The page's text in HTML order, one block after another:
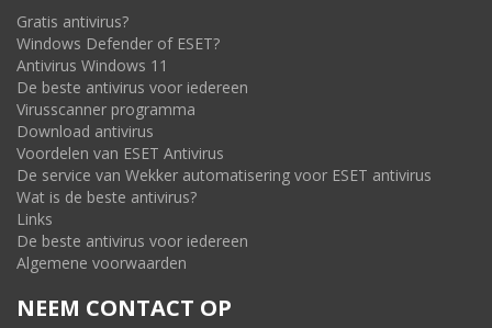
Gratis antivirus?
Windows Defender of ESET?
Antivirus Windows 11
De beste antivirus voor iedereen
Virusscanner programma
Download antivirus
Voordelen van ESET Antivirus
De service van Wekker automatisering voor ESET antivirus
Wat is de beste antivirus?
Links
De beste antivirus voor iedereen
Algemene voorwaarden
NEEM CONTACT OP